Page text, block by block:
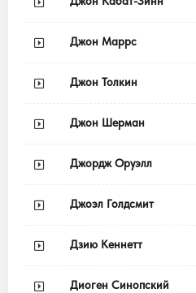
Джон Маррс
Джон Толкин
Джон Шерман
Джордж Оруэлл
Джоэл Голдсмит
Дзию Кеннетт
Диоген Синопский